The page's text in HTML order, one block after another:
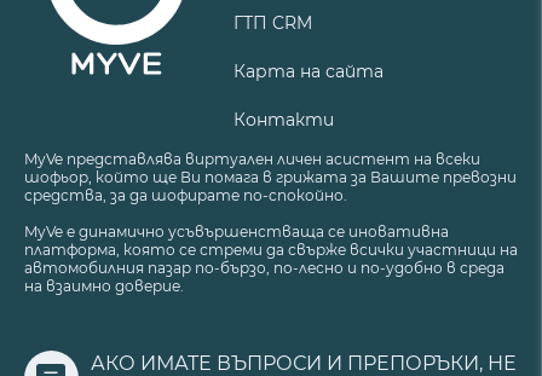
ГТП CRM
Карта на сайта
Контакти
MyVe представлява виртуален личен асистент на всеки
шофьор, който ще Ви помага в грижата за Вашите превозни
средства, за да шофирате по-спокойно.
MyVe е динамично усъвършенстваща се иновативна
платформа, която се стреми да свърже всички участници на
автомобилния пазар по-бързо, по-лесно и по-удобно в среда
на взаимно доверие.
АКО ИМАТЕ ВЪПРОСИ И ПРЕПОРЪКИ, НЕ